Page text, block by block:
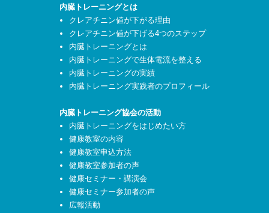
内臓トレーニングとは
クレアチニン値が下がる理由
クレアチニン値が下げる4つのステップ
内臓トレーニングとは
内臓トレーニングで生体電流を整える
内臓トレーニングの実績
内臓トレーニング実践者のプロフィール
内臓トレーニング協会の活動
内臓トレーニングをはじめたい方
健康教室の内容
健康教室申込方法
健康教室参加者の声
健康セミナー・講演会
健康セミナー参加者の声
広報活動